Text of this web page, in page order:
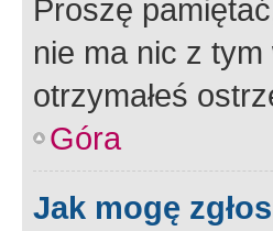
Proszę
nie ma nic z
otrzymałeś
Góra
Jak mogę